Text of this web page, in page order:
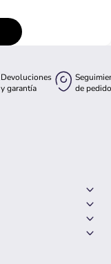
Devoluciones
y garantía
de pedido